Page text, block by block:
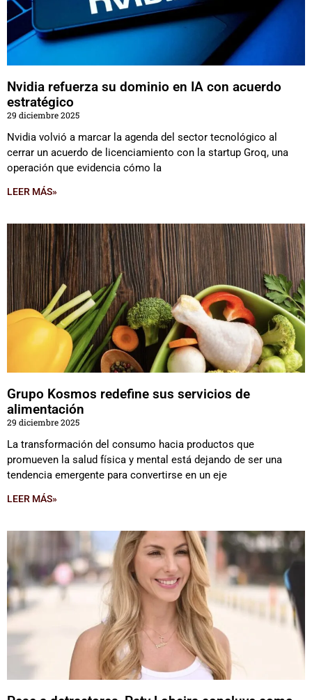
Nvidia refuerza su dominio en IA con acuerdo
estratégico
29 diciembre 2025
Nvidia volvió a marcar la agenda del sector tecnológico al
cerrar un acuerdo de licenciamiento con la startup Groq, una
operación que evidencia cómo la
LEER MÁS»
Grupo Kosmos redefine sus servicios de
alimentación
29 diciembre 2025
La transformación del consumo hacia productos que
promueven la salud física y mental está dejando de ser una
tendencia emergente para convertirse en un eje
LEER MÁS»